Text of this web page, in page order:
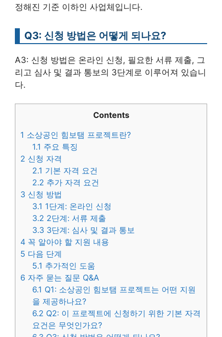
정해진 기준 이하인 사업체입니다.
Q3: 신청 방법은 어떻게 되나요?
A3: 신청 방법은 온라인 신청, 필요한 서류 제출, 그
리고 심사 및 결과 통보의 3단계로 이루어져 있습니
다.
Contents
1 소상공인 힘보탬 프로젝트란?
1.1 주요 특징
2 신청 자격
2.1 기본 자격 요건
2.2 추가 자격 요건
3 신청 방법
3.1 1단계: 온라인 신청
3.2 2단계: 서류 제출
3.3 3단계: 심사 및 결과 통보
4 꼭 알아야 할 지원 내용
5 다음 단계
5.1 추가적인 도움
6 자주 묻는 질문 Q&A
6.1 Q1: 소상공인 힘보탬 프로젝트는 어떤 지원
을 제공하나요?
6.2 Q2: 이 프로젝트에 신청하기 위한 기본 자격
요건은 무엇인가요?